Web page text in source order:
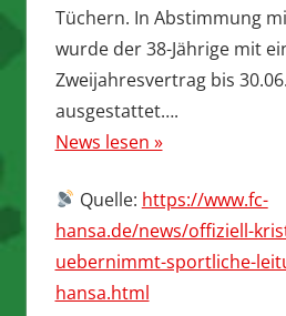
Tüchern. In Abstimmung
wurde der 38-Jährige mit
Zweijahresvertrag bis
ausgestattet….
News lesen »
Quelle: https://www.fc-
hansa.de/news/offiziell-
uebernimmt-sportliche-
hansa.html